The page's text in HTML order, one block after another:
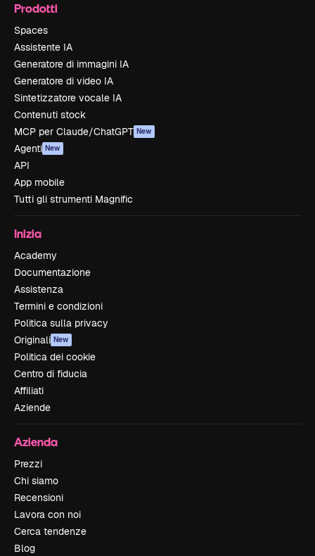
Prodotti
Spaces
Assistente IA
Generatore di immagini IA
Generatore di video IA
Sintetizzatore vocale IA
Contenuti stock
MCP per Claude/ChatGPT New
Agenti New
API
App mobile
Tutti gli strumenti Magnific
Inizia
Academy
Documentazione
Assistenza
Termini e condizioni
Politica sulla privacy
Originali New
Politica dei cookie
Centro di fiducia
Affiliati
Aziende
Azienda
Prezzi
Chi siamo
Recensioni
Lavora con noi
Cerca tendenze
Blog